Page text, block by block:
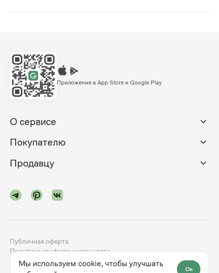
Приложение в App Store и Google Play
О сервисе
Покупателю
Продавцу
Публичная оферта
Политика конфиденциальности
Мы используем cookie, чтобы улучшать
Ок